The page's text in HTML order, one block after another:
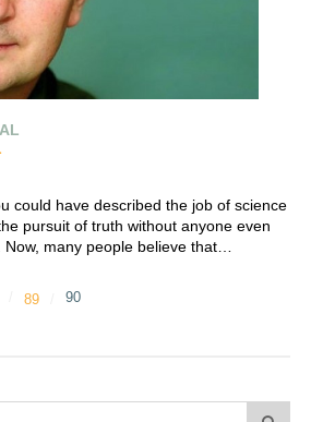
could have described the job of science
pursuit of truth without anyone even
many people believe that…
89 90